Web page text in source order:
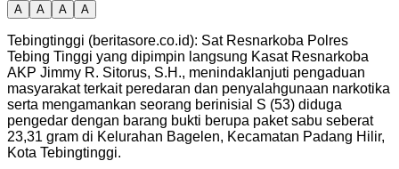
A A A A
Tebingtinggi (beritasore.co.id): Sat Resnarkoba Polres
Tebing Tinggi yang dipimpin langsung Kasat Resnarkoba
AKP Jimmy R. Sitorus, S.H., menindaklanjuti pengaduan
masyarakat terkait peredaran dan penyalahgunaan narkotika
serta mengamankan seorang berinisial S (53) diduga
pengedar dengan barang bukti berupa paket sabu seberat
23,31 gram di Kelurahan Bagelen, Kecamatan Padang Hilir,
Kota Tebingtinggi.